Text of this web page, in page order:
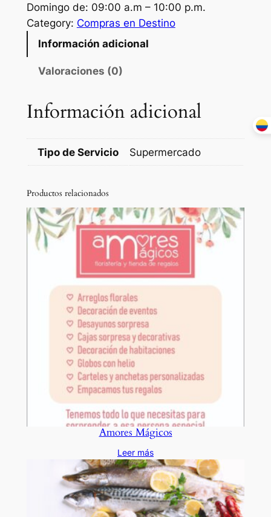
Domingo de: 09:00 a.m – 10:00 p.m.
Category: Compras en Destino
Información adicional
Valoraciones (0)
Información adicional
Tipo de Servicio Supermercado
Productos relacionados
Amores Mágicos
Leer más